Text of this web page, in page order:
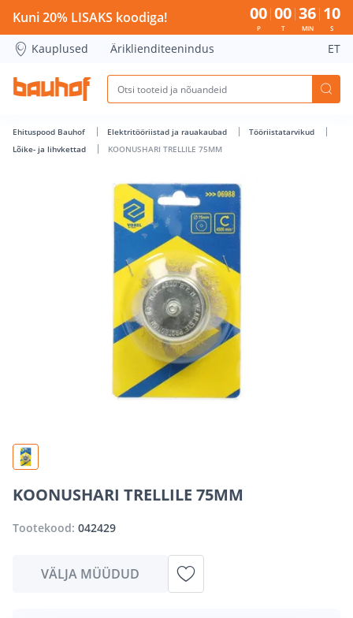
KOONUSHARI TRELLILE 75MM - Bauhof has loaded
Kuni 20% LISAKS koodiga! 00
P
00
T
36
MIN
09
S
Kauplused Äriklienditeenindus ET
Ehituspood Bauhof Elektritööriistad ja rauakaubad
Tööriistatarvikud
Lõike- ja lihvkettad
KOONUSHARI TRELLILE 75MM
KOONUSHARI TRELLILE 75MM
Tootekood: 042429
VÄLJA MÜÜDUD